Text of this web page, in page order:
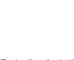
Holzindustrie,